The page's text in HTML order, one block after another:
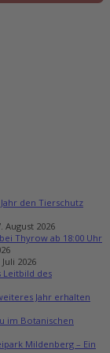
den Tierschutz
August 2026
Thyrow ab 18:00 Uhr
Juli 2026
Leitbild des
Jahr erhalten
im Botanischen
Mildenberg – Ein